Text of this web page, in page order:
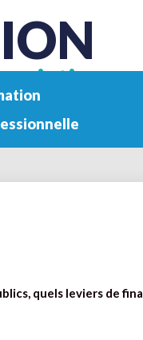
quels leviers de